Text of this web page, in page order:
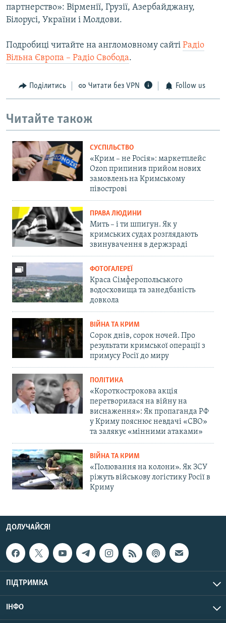
партнерство»: Вірменії, Грузії, Азербайджану,
Білорусі, України і Молдови.
Подробиці читайте на англомовному сайті Радіо
Вільна Європа – Радіо Свобода.
Поділитись Читати без VPN Follow us
Читайте також
СУСПІЛЬСТВО
«Крим – не Росія»: маркетплейс
Ozon припинив прийом нових
замовлень на Кримському
півострові
ПРАВА ЛЮДИНИ
Мить – і ти шпигун. Як у
кримських судах розглядають
звинувачення в держзраді
ФОТОГАЛЕРЕЇ
Краса Сімферопольського
водосховища та занедбаність
довкола
ВІЙНА ТА КРИМ
Сорок днів, сорок ночей. Про
результати кримської операції з
примусу Росії до миру
ПОЛІТИКА
«Короткострокова акція
перетворилася на війну на
виснаження»: Як пропаганда РФ
у Криму пояснює невдачі «СВО»
та залякує «мінними атаками»
ВІЙНА ТА КРИМ
«Полювання на колони». Як ЗСУ
ріжуть військову логістику Росії в
Криму
ДОЛУЧАЙСЯ!
ПІДТРИМКА
ІНФО